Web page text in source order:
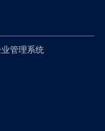
管理系统